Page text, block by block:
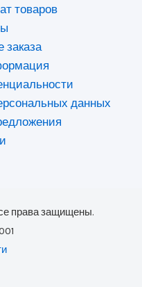
товаров
данных
права защищены.